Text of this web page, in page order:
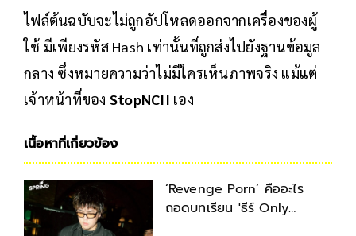
ไฟล์ต้นฉบับจะไม่ถูกอัปโหลดออกจากเครื่องของผู้
ใช้ มีเพียงรหัส Hash เท่านั้นที่ถูกส่งไปยังฐานข้อมูล
กลาง ซึ่งหมายความว่าไม่มีใครเห็นภาพจริง แม้แต่
เจ้าหน้าที่ของ StopNCII เอง
เนื้อหาที่เกี่ยวข้อง
‘Revenge Porn’ คืออะไร
ถอดบทเรียน 'ธีร์ Only